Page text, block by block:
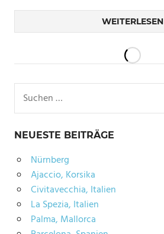
WEITERLESEN
nach:
NEUESTE BEITRÄGE
Nürnberg
Ajaccio, Korsika
Civitavecchia, Italien
La Spezia, Italien
Palma, Mallorca